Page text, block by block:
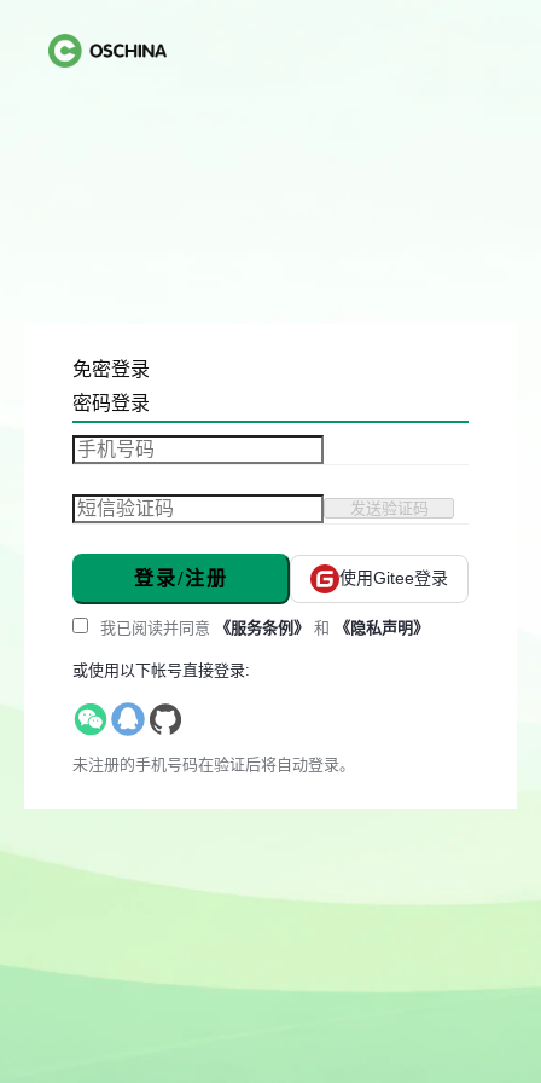
免密登录
密码登录
发送验证码
登录/注册 使用Gitee登录
我已阅读并同意 《服务条例》 和 《隐私声明》
或使用以下帐号直接登录:
未注册的手机号码在验证后将自动登录。